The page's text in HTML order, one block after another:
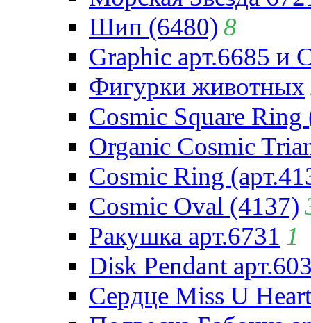
Шип (6480) 8
Graphic арт.6685 и
Фигурки животных
Cosmic Square Ring
Organic Cosmic
Cosmic Ring
Cosmic Oval (4137)
Ракушка арт.6731 1
Disk Pendant
Сердце Miss U